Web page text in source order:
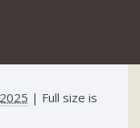
| Full size is